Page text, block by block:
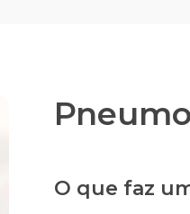
O que faz